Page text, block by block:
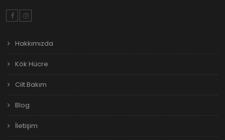
Hakkımızda
Kök Hücre
Cilt Bakım
Blog
İletişim